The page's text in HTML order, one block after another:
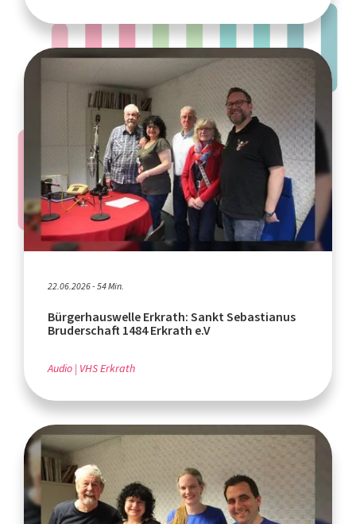
22.06.2026 - 54 Min.
Bürgerhauswelle Erkrath: Sankt Sebastianus
Bruderschaft 1484 Erkrath e.V
Audio VHS Erkrath